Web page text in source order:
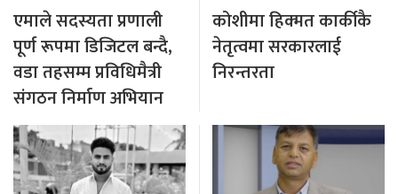
एमाले सदस्यता प्रणाली
पूर्ण रूपमा डिजिटल बन्दै,
वडा तहसम्म प्रविधिमैत्री
संगठन निर्माण अभियान
कोशीमा हिक्मत कार्कीकै
नेतृत्वमा सरकारलाई
निरन्तरता